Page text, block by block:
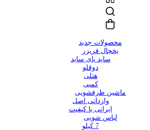
محصولات جدید
یخچال فریزر
ساید بای ساید
دوقلو
هتلی
کمبی
ماشین ظرفشویی
وارداتی اصل
ایرانی با کیفیت
لباس شویی
7 کیلو